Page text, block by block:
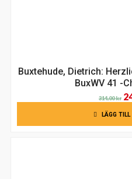
Buxtehude, Dietrich:
BuxWV 41 -
314,00kr
LÄGG